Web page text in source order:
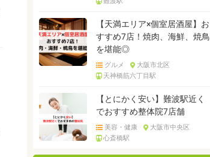
【天満エリア×個室居酒屋】お
すすめ7店！焼肉、海鮮、焼鳥
を堪能◎
グルメ
大阪市北区
天神橋筋六丁目駅
【とにかく安い】難波駅近く
でおすすめ整体院7店舗
美容・健康
大阪市中央区
心斎橋駅